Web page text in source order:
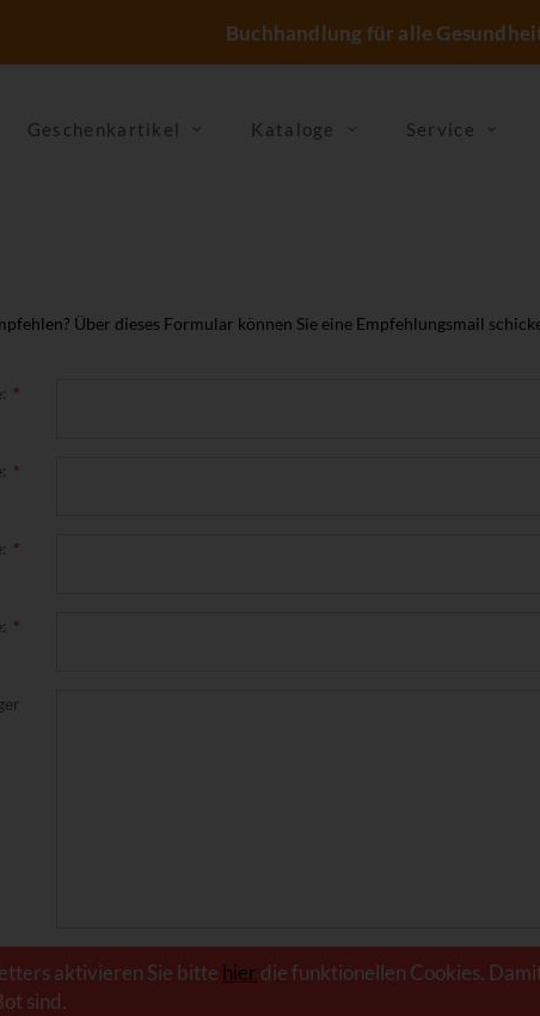
Buchhandlung für alle
Geschenkartikel Kataloge Service
Über dieses Formular können Sie eine Empfehlungsmail
aktivieren Sie bitte hier die funktionellen Cookies.
sind.